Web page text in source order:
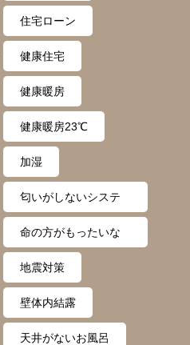
住宅ローン
健康住宅
健康暖房
健康暖房23℃
加湿
匂いがしないシステ
ム
命の方がもったいな
い
地震対策
壁体内結露
天井がないお風呂